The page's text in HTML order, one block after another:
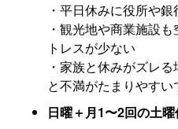
・平日休みに役所や
・観光地や商業施設
トレスが少ない
・家族と休みがズレ
と不満がたまりやすい
日曜＋月1〜2回の土